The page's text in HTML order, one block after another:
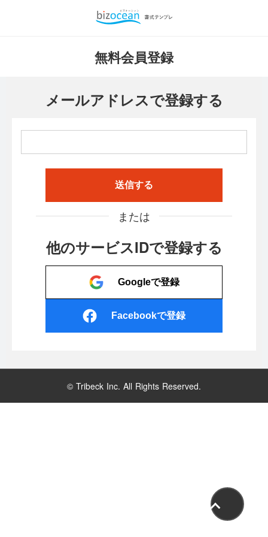
無料会員登録
メールアドレスで登録する
送信する
または
他のサービスIDで登録する
Googleで登録
Facebookで登録
© Tribeck Inc. All Rights Reserved.